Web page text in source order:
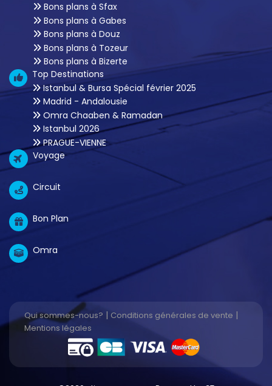
Bons plans à Sfax
Bons plans à Gabes
Bons plans à Douz
Bons plans à Tozeur
Bons plans à Bizerte
Top Destinations
Istanbul & Bursa Spécial février 2025
Madrid - Andalousie
Omra Chaaben & Ramadan
Istanbul 2026
PRAGUE-VIENNE
Voyage
Circuit
Bon Plan
Omra
Qui sommes-nous? | Conditions générales de vente |
Mentions légales